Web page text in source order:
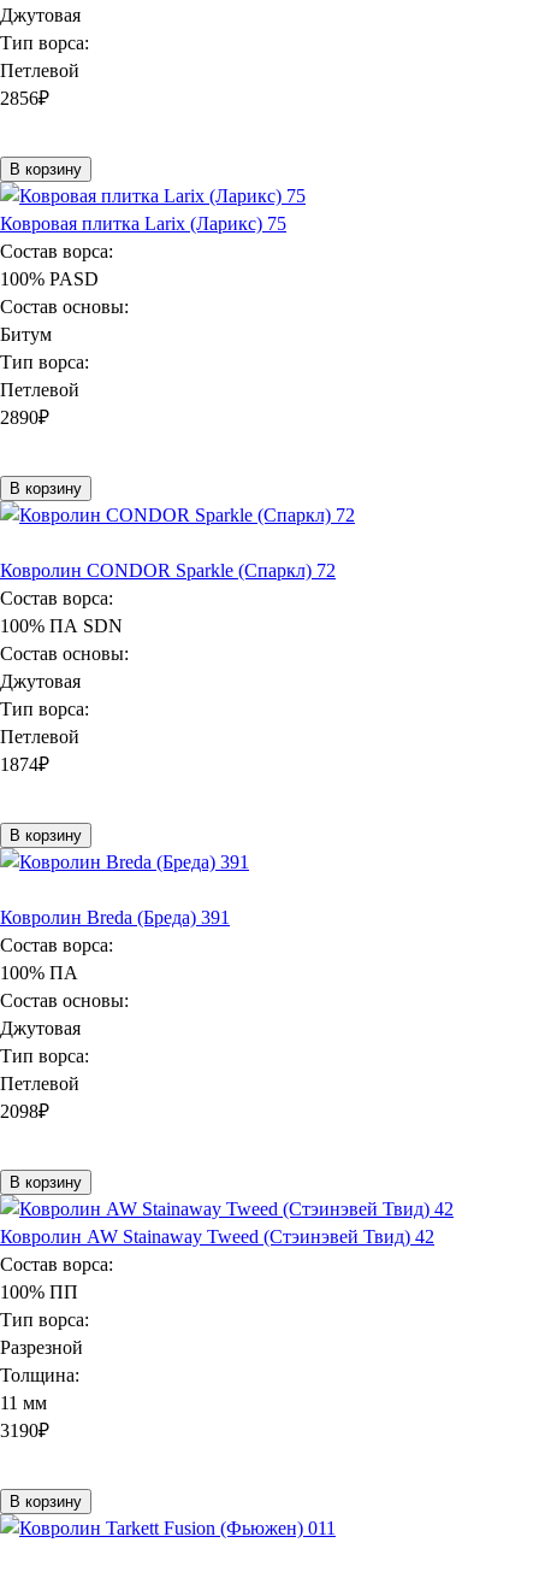
Джутовая
Тип ворса:
Петлевой
2856₽
В корзину
Ковровая плитка Larix (Ларикс) 75
Состав ворса:
100% PASD
Состав основы:
Битум
Тип ворса:
Петлевой
2890₽
В корзину
Ковролин CONDOR Sparkle (Спаркл) 72
Состав ворса:
100% ПА SDN
Состав основы:
Джутовая
Тип ворса:
Петлевой
1874₽
В корзину
Ковролин Breda (Бреда) 391
Состав ворса:
100% ПА
Состав основы:
Джутовая
Тип ворса:
Петлевой
2098₽
В корзину
Ковролин AW Stainaway Tweed (Стэинэвей Твид) 42
Состав ворса:
100% ПП
Тип ворса:
Разрезной
Толщина:
11 мм
3190₽
В корзину